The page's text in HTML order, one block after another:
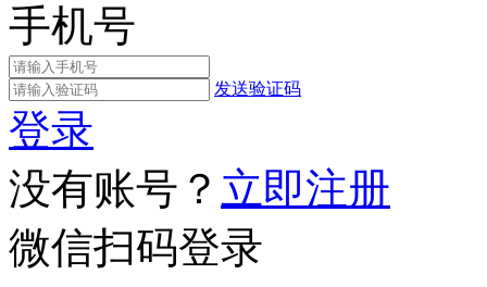
手机号
发送验证码
登录
没有账号？ 立即注册
微信扫码登录